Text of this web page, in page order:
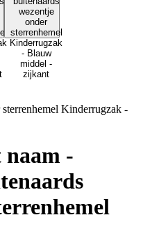
-